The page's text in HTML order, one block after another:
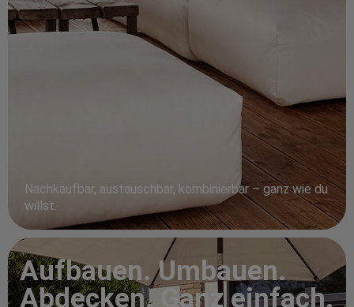
Nachkaufbar, austauschbar, kombinierbar – ganz wie du
willst.
Aufbauen. Umbauen.
Abdecken. Ganz einfach.